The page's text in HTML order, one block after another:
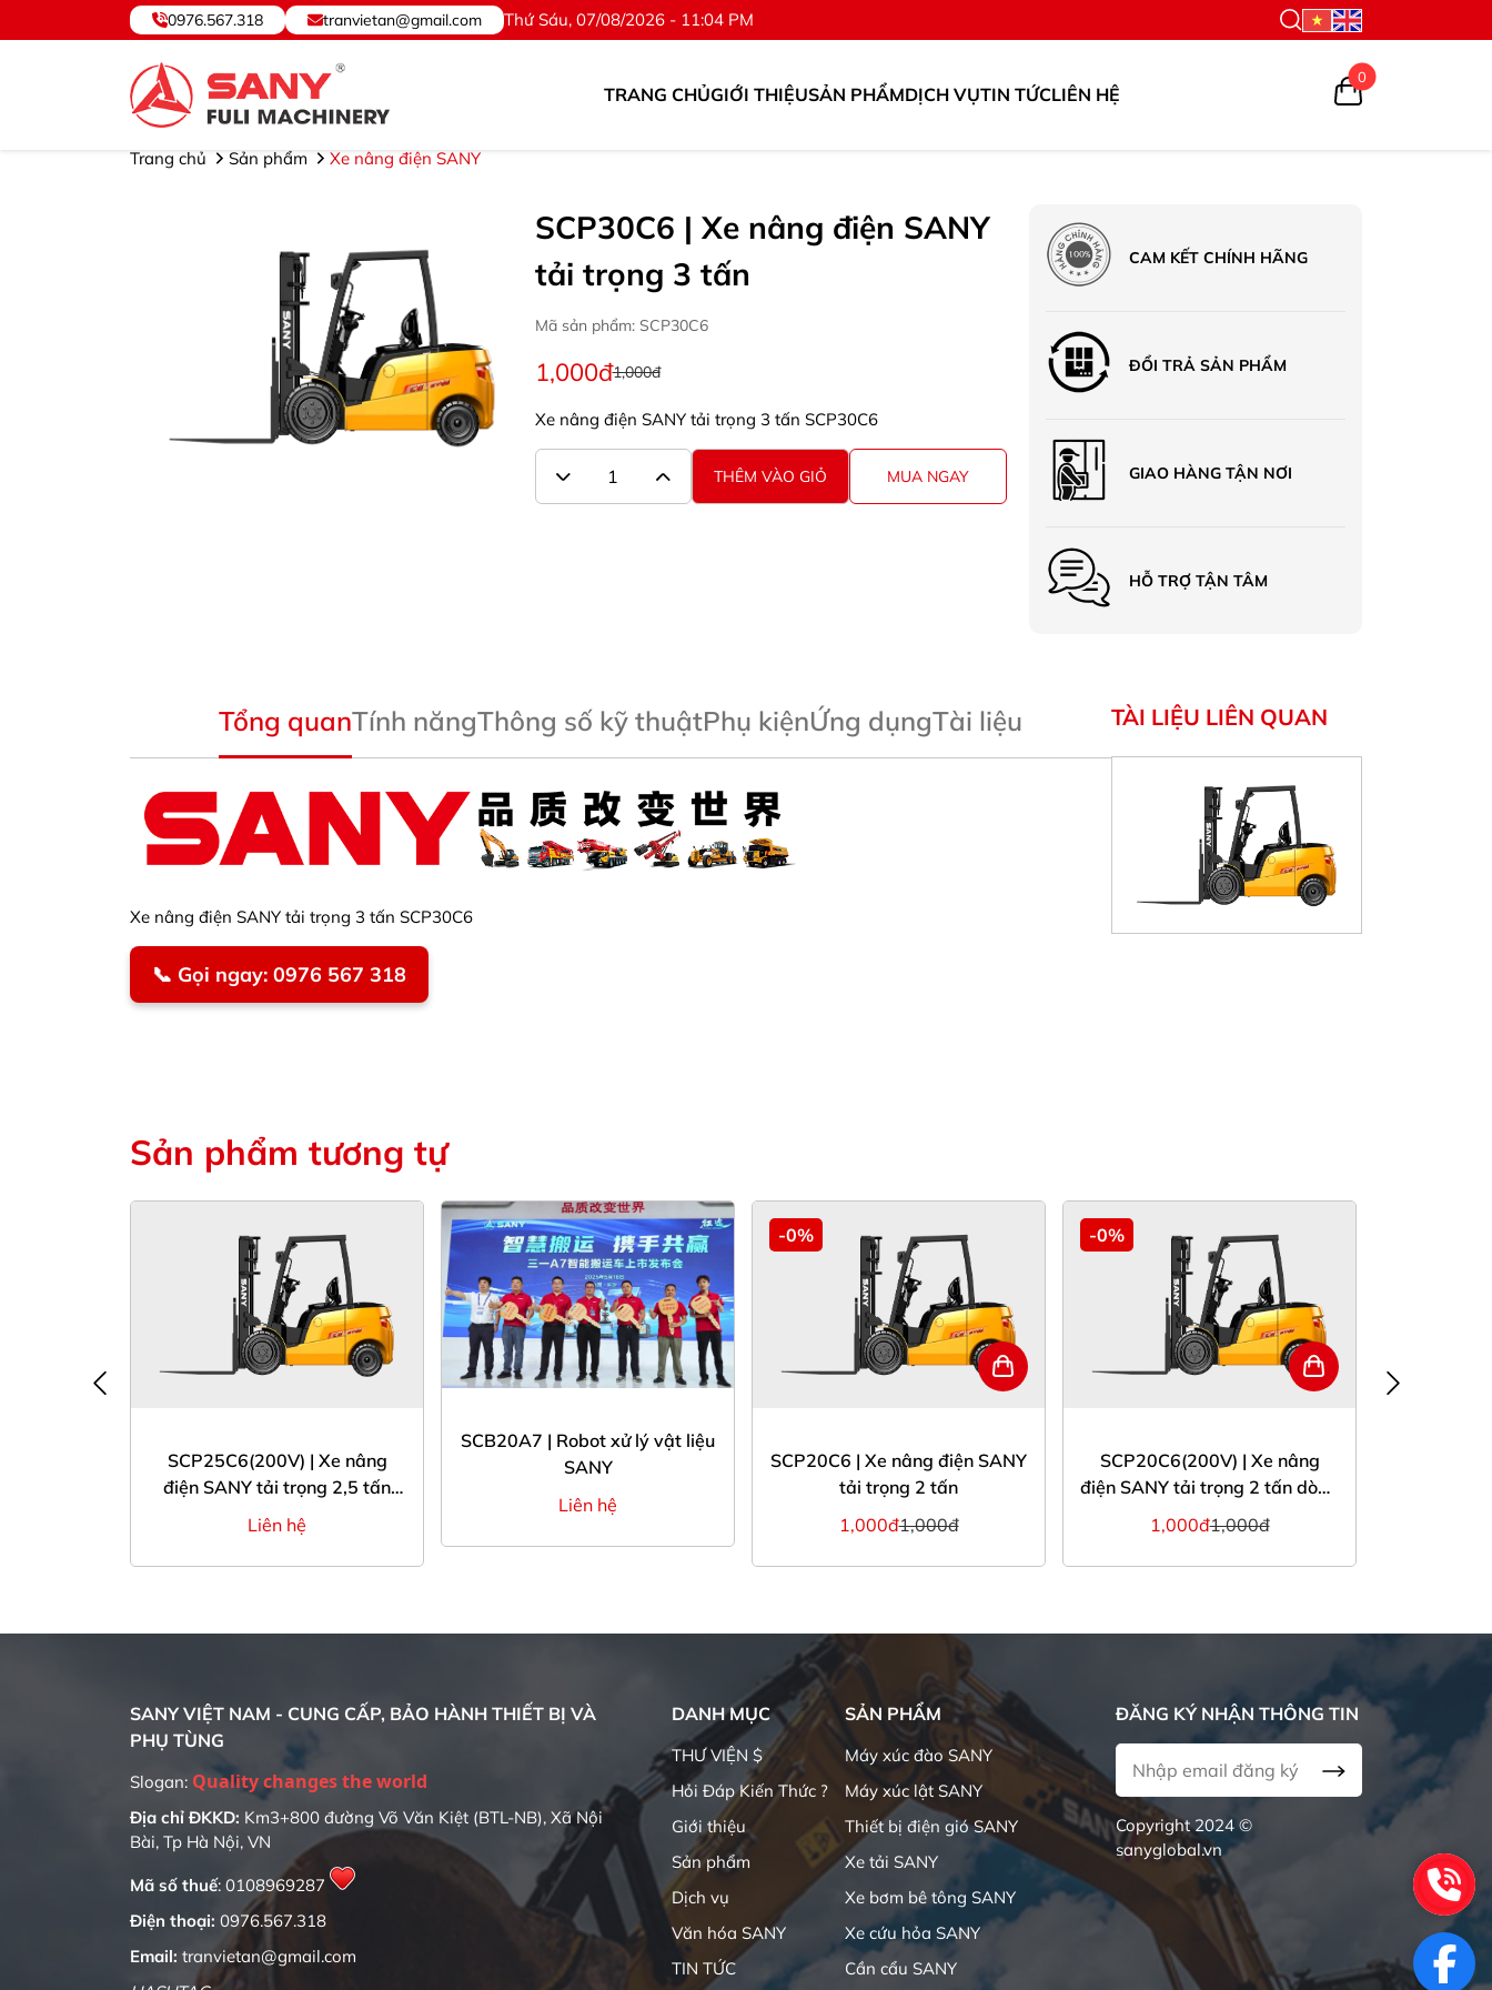
SANY VIỆT NAM ® - Cung cấp, Bảo hành Thiết bị và Phụ tùng. ©Hotline: 0976.567.318
0976.567.318 tranvietan@gmail.com Thứ Sáu, 07/08/2026 - 11:04 PM
TRANG CHỦGIỚI THIỆUSẢN PHẨMDỊCH VỤTIN TỨCLIÊN HỆ
0
Trang chủ Sản phẩm Xe nâng điện SANY
SCP30C6 | Xe nâng điện SANY
tải trọng 3 tấn
Mã sản phẩm: SCP30C6
1,000đ1,000đ
Xe nâng điện SANY tải trọng 3 tấn SCP30C6
THÊM VÀO GIỎ MUA NGAY
CAM KẾT CHÍNH HÃNG
ĐỔI TRẢ SẢN PHẨM
GIAO HÀNG TẬN NƠI
HỖ TRỢ TẬN TÂM
Tổng quanTính năngThông số kỹ thuậtPhụ kiệnỨng dụngTài liệu
Xe nâng điện SANY tải trọng 3 tấn SCP30C6
📞 Gọi ngay: 0976 567 318
TÀI LIỆU LIÊN QUAN
Sản phẩm tương tự
SCP25C6(200V) | Xe nâng
điện SANY tải trọng 2,5 tấn
dòng pin cao cấp
Liên hệ
SCB20A7 | Robot xử lý vật liệu
SANY
Liên hệ
-0%
SCP20C6 | Xe nâng điện SANY
tải trọng 2 tấn
1,000đ1,000đ
-0%
SCP20C6(200V) | Xe nâng
điện SANY tải trọng 2 tấn dòng
pin cao cấp
1,000đ1,000đ
SANY VIỆT NAM - CUNG CẤP, BẢO HÀNH THIẾT BỊ VÀ
PHỤ TÙNG
Slogan: Quality changes the world
Địa chỉ ĐKKD: Km3+800 đường Võ Văn Kiệt (BTL-NB), Xã Nội
Bài, Tp Hà Nội, VN
Mã số thuế: 0108969287
Điện thoại: 0976.567.318
Email: tranvietan@gmail.com
DANH MỤC
THƯ VIỆN $
Hỏi Đáp Kiến Thức ?
Giới thiệu
Sản phẩm
Dịch vụ
Văn hóa SANY
TIN TỨC
SẢN PHẨM
Máy xúc đào SANY
Máy xúc lật SANY
Thiết bị điện gió SANY
Xe tải SANY
Xe bơm bê tông SANY
Xe cứu hỏa SANY
Cần cẩu SANY
ĐĂNG KÝ NHẬN THÔNG TIN
Copyright 2024 ©
sanyglobal.vn